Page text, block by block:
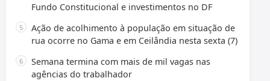
Fundo Constitucional e investimentos no DF
Ação de acolhimento à população em situação de
rua ocorre no Gama e em Ceilândia nesta sexta (7)
Semana termina com mais de mil vagas nas
agências do trabalhador